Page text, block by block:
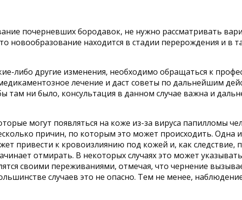
почерневших бородавок, не нужно рассматривать
новообразование находится в стадии перерождения и в
либо другие изменения, необходимо обращаться к
лечение и даст советы по дальнейшим
там ни было, консультация в данном случае важна и
могут появляться на коже из-за вируса папилломы
причин, по которым это может происходить. Одна
привести к кровоизлиянию под кожей и, как следствие,
отмирать. В некоторых случаях это может
своими переживаниями, отмечая, что чернение
случаев это не опасно. Тем не менее,